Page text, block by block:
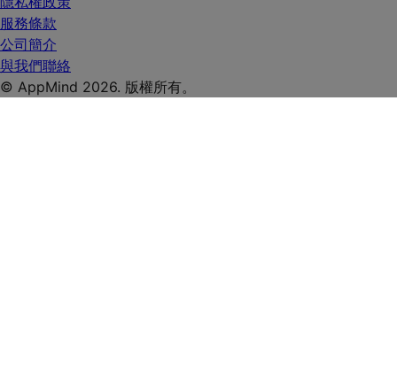
服務條款
公司簡介
與我們聯絡
© AppMind 2026. 版權所有。